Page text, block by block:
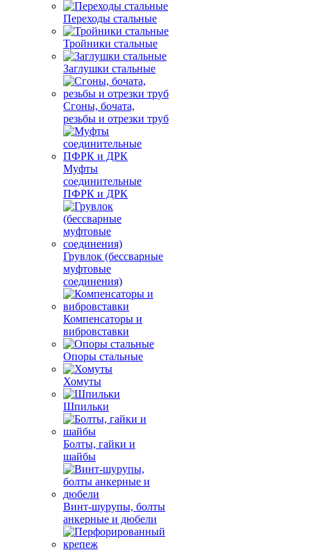
Переходы стальные
Тройники стальные
Заглушки стальные
Сгоны, бочата,
резьбы и отрезки труб
Муфты
соединительные
ПФРК и ДРК
Грувлок (бессварные
муфтовые
соединения)
Компенсаторы и
вибровставки
Опоры стальные
Хомуты
Шпильки
Болты, гайки и
шайбы
Винт-шурупы, болты
анкерные и дюбели